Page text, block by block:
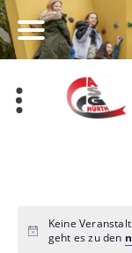
Zum
Inhalt
springen
Keine
geht es zu den